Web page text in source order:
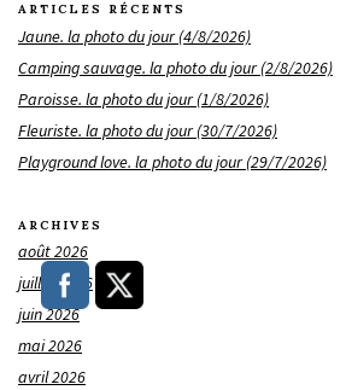
ARTICLES RÉCENTS
Jaune. la photo du jour (4/8/2026)
Camping sauvage. la photo du jour (2/8/2026)
Paroisse. la photo du jour (1/8/2026)
Fleuriste. la photo du jour (30/7/2026)
Playground love. la photo du jour (29/7/2026)
ARCHIVES
août 2026
juillet 2026
juin 2026
mai 2026
avril 2026